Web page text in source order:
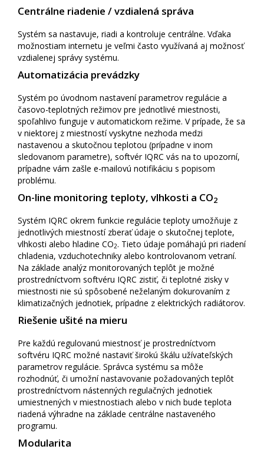
Centrálne riadenie / vzdialená správa
Systém sa nastavuje, riadi a kontroluje centrálne. Vďaka
možnostiam internetu je veľmi často využívaná aj možnosť
vzdialenej správy systému.
Automatizácia prevádzky
Systém po úvodnom nastavení parametrov regulácie a
časovo-teplotných režimov pre jednotlivé miestnosti,
spoľahlivo funguje v automatickom režime. V prípade, že sa
v niektorej z miestností vyskytne nezhoda medzi
nastavenou a skutočnou teplotou (prípadne v inom
sledovanom parametre), softvér IQRC vás na to upozorní,
prípadne vám zašle e-mailovú notifikáciu s popisom
problému.
On-line monitoring teploty, vlhkosti a CO2
Systém IQRC okrem funkcie regulácie teploty umožňuje z
jednotlivých miestností zberať údaje o skutočnej teplote,
vlhkosti alebo hladine CO2. Tieto údaje pomáhajú pri riadení
chladenia, vzduchotechniky alebo kontrolovanom vetraní.
Na základe analýz monitorovaných teplôt je možné
prostredníctvom softvéru IQRC zistiť, či teplotné zisky v
miestnosti nie sú spôsobené neželaným dokurovaním z
klimatizačných jednotiek, prípadne z elektrických radiátorov.
Riešenie ušité na mieru
Pre každú regulovanú miestnosť je prostredníctvom
softvéru IQRC možné nastaviť širokú škálu užívateľských
parametrov regulácie. Správca systému sa môže
rozhodnúť, či umožní nastavovanie požadovaných teplôt
prostredníctvom nástenných regulačných jednotiek
umiestnených v miestnostiach alebo v nich bude teplota
riadená výhradne na základe centrálne nastaveného
programu.
Modularita